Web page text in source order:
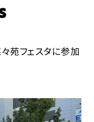
苑フェスタに参加